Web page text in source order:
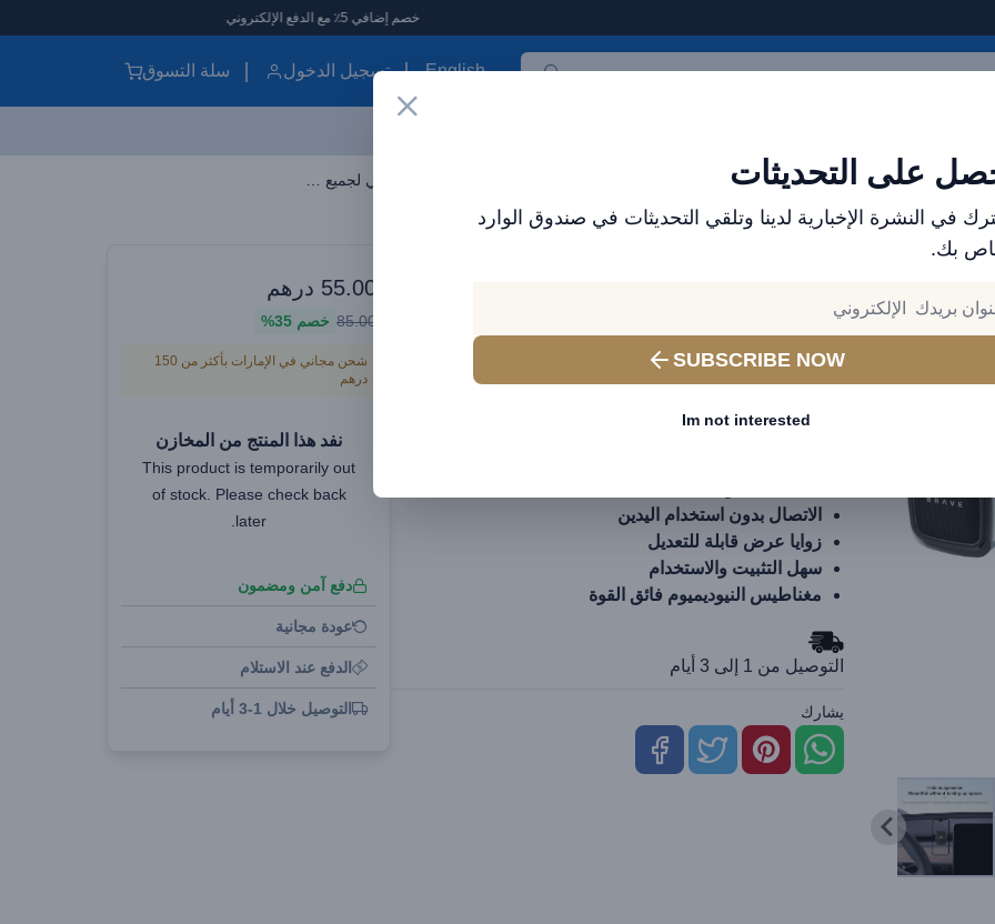
خصم إضافي 5٪ مع الدفع الإلكتروني
English تسجيل الدخول سلة التسوق
على التحديثات
في النشرة الإخبارية لدينا وتلقي التحديثات في صندوق الوارد
بك.
SUBSCRIBE NOW
Im not interested
درجة، عالمي لجميع أنواع الهواتف - أسود
رقم المنتج:BHL-48
الاتصال بدون استخدام اليدين
زوايا عرض قابلة للتعديل
سهل التثبيت والاستخدام
مغناطيس النيوديميوم فائق القوة
التوصيل من 1 إلى 3 أيام
يشارك
55.00 درهم
85.00 خصم 35%
شحن مجاني في الإمارات بأكثر من 150
درهم
نفد هذا المنتج من المخازن
This product is temporarily out
of stock. Please check back
later.
دفع آمن ومضمون
عودة مجانية
الدفع عند الاستلام
التوصيل خلال 1-3 أيام